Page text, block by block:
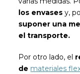
los envases y,
suponer una
el transporte.
Por otro lado, el
de materiales